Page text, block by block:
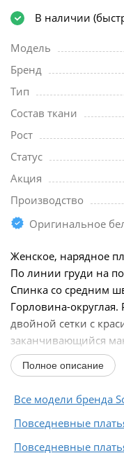
В наличии
Модель
Бренд
Тип
Состав ткани
Рост
Статус
Акция
Производство
Оригинальное
Женское, нарядное
По линии груди на
Спинка со средним
Горловина-
двойной сетки с
заканчивающийся
Нижняя часть сетки
Полное описание
Все модели бренда
Повседневные
Повседневные